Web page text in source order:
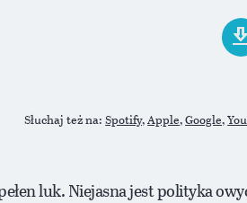
Słuchaj też na:Spotify,Apple,Google,
luk. Niejasna jest polityka